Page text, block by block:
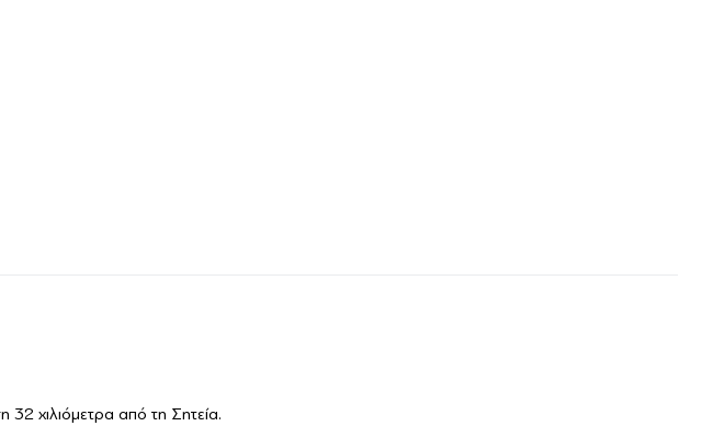
32 χιλιόμετρα από τη Σητεία.